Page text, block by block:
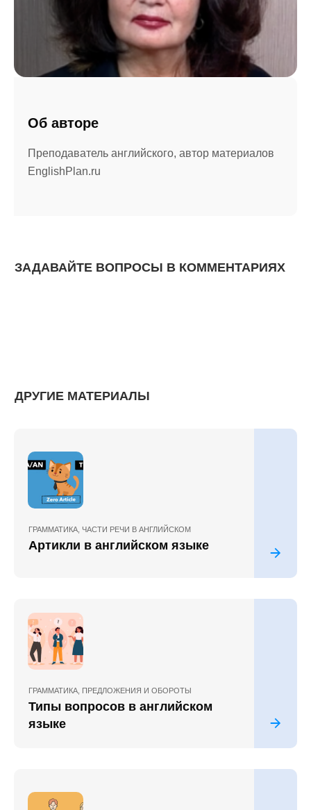
Об авторе
Преподаватель английского, автор материалов
EnglishPlan.ru
ЗАДАВАЙТЕ ВОПРОСЫ В КОММЕНТАРИЯХ
ДРУГИЕ МАТЕРИАЛЫ
ГРАММАТИКА ЧАСТИ РЕЧИ В АНГЛИЙСКОМ
Артикли в английском языке
ГРАММАТИКА ПРЕДЛОЖЕНИЯ И ОБОРОТЫ
Типы вопросов в английском
языке